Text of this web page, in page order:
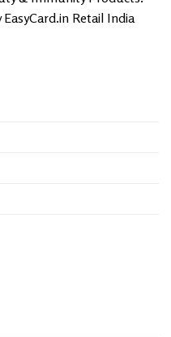
Retail India